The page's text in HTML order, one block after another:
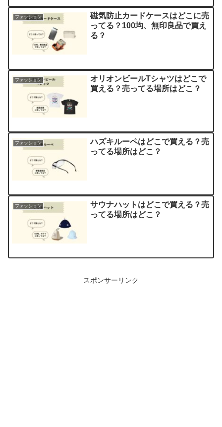
ファッション
磁気防止カードケースはどこに売
ってる？100均、無印良品で買え
る？
ファッション
オリオンビールTシャツはどこで
買える？売ってる場所はどこ？
ファッション
ハズキルーペはどこで買える？売
ってる場所はどこ？
ファッション
サウナハットはどこで買える？売
ってる場所はどこ？
スポンサーリンク